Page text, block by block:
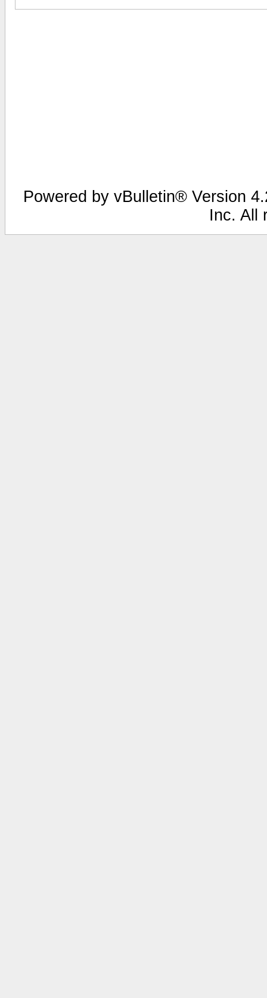
Powered by vBulletin® Version
Inc. All